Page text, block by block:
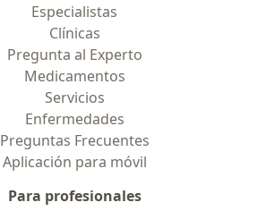
Especialistas
Clínicas
Pregunta al Experto
Medicamentos
Servicios
Enfermedades
Preguntas Frecuentes
Aplicación para móvil
Para profesionales